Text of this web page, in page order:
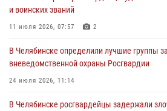
В Челябинской области росгвардейцами по
задержан подозреваемый в грабеже
и воинских званий
11 июля 2026, 07:57 2
В Челябинске определили лучшие группы
вневедомственной охраны Росгвардии
24 июля 2026, 11:14
В Челябинске росгвардейцы задержали